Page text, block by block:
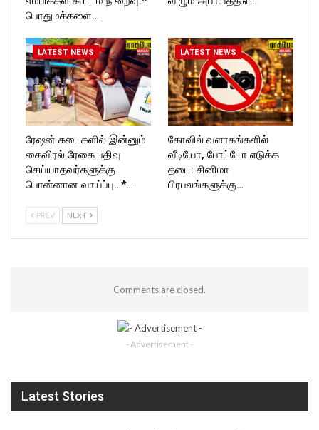
பொதுமக்களை…
LATEST NEWS
ரேஷன் கடைகளில் இன்னும்
கைவிரல் ரேகை பதிவு
செய்யாதவர்களுக்கு
பொன்னான வாய்ப்பு…*…
LATEST NEWS
கோவில் வளாகங்களில்
வீடியோ, போட்டோ எடுக்க
தடை: சினிமா
பிரபலங்களுக்கு…
PREV NEXT
Comments are closed.
- Advertisement -
Latest Stories